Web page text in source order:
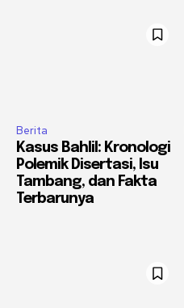
Berita
Kasus Bahlil: Kronologi
Polemik Disertasi, Isu
Tambang, dan Fakta
Terbarunya